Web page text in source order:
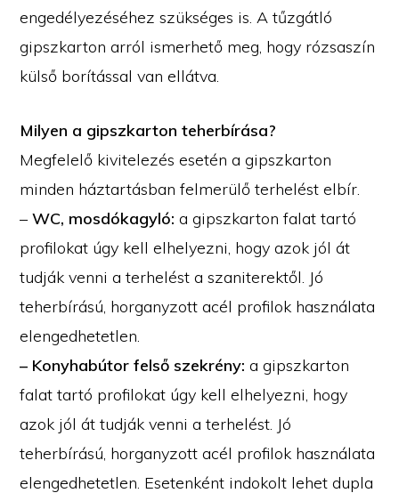
engedélyezéséhez szükséges is. A tűzgátló
gipszkarton arról ismerhető meg, hogy rózsaszín
külső borítással van ellátva.
Milyen a gipszkarton teherbírása?
Megfelelő kivitelezés esetén a gipszkarton
minden háztartásban felmerülő terhelést elbír.
–WC, mosdókagyló: a gipszkarton falat tartó
profilokat úgy kell elhelyezni, hogy azok jól át
tudják venni a terhelést a szaniterektől. Jó
teherbírású, horganyzott acél profilok használata
elengedhetetlen.
– Konyhabútor felső szekrény: a gipszkarton
falat tartó profilokat úgy kell elhelyezni, hogy
azok jól át tudják venni a terhelést. Jó
teherbírású, horganyzott acél profilok használata
elengedhetetlen. Esetenként indokolt lehet dupla